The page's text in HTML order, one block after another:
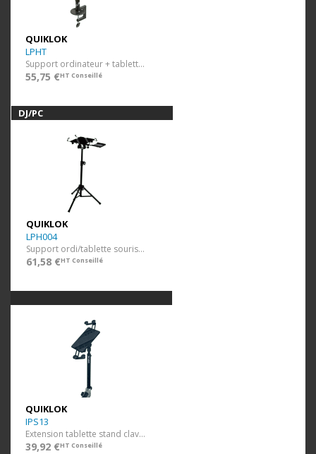
QUIKLOK
LPHT
Support ordinateur + tablette souris + clamp de fixation.
55,75 €HT Conseillé
DJ/PC
QUIKLOK
LPH004
Support ordi/tablette souris. H750 - 1290 mm.
61,58 €HT Conseillé
QUIKLOK
IPS13
Extension tablette stand clavier X.
39,92 €HT Conseillé